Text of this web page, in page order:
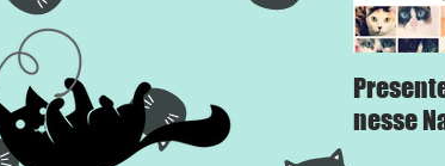
nesse